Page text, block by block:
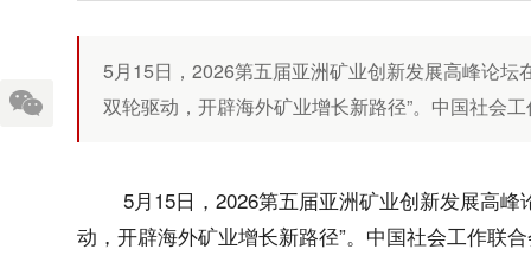
5月15日，2026第五届亚洲矿业创新发展高峰论
双轮驱动，开辟海外矿业增长新路径”。中国社会
5月15日，2026第五届亚洲矿业创新发展高峰
动，开辟海外矿业增长新路径”。中国社会工作联